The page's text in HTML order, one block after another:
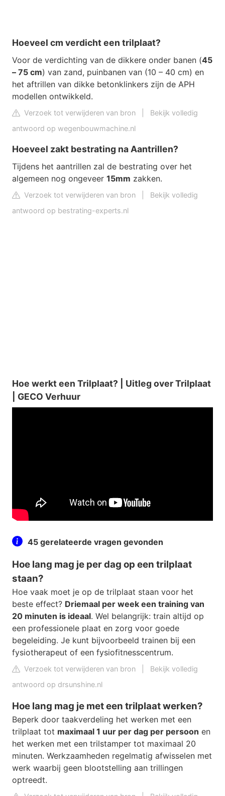
Hoeveel cm verdicht een trilplaat?
Voor de verdichting van de dikkere onder banen (45
– 75 cm) van zand, puinbanen van (10 – 40 cm) en
het aftrillen van dikke betonklinkers zijn de APH
modellen ontwikkeld.
Verzoek tot verwijderen van bron
Bekijk volledig
antwoord op wegenbouwmachine.nl
Hoeveel zakt bestrating na Aantrillen?
Tijdens het aantrillen zal de bestrating over het
algemeen nog ongeveer 15mm zakken.
Verzoek tot verwijderen van bron
Bekijk volledig
antwoord op bestrating-experts.nl
Hoe werkt een Trilplaat? | Uitleg over Trilplaat
| GECO Verhuur
45 gerelateerde vragen gevonden
Hoe lang mag je per dag op een trilplaat
staan?
Hoe vaak moet je op de trilplaat staan voor het
beste effect? Driemaal per week een training van
20 minuten is ideaal. Wel belangrijk: train altijd op
een professionele plaat en zorg voor goede
begeleiding. Je kunt bijvoorbeeld trainen bij een
fysiotherapeut of een fysiofitnesscentrum.
Verzoek tot verwijderen van bron
Bekijk volledig
antwoord op drsunshine.nl
Hoe lang mag je met een trilplaat werken?
Beperk door taakverdeling het werken met een
trilplaat tot maximaal 1 uur per dag per persoon en
het werken met een trilstamper tot maximaal 20
minuten. Werkzaamheden regelmatig afwisselen met
werk waarbij geen blootstelling aan trillingen
optreedt.